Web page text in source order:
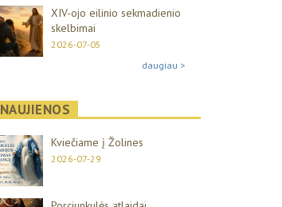
XIV-ojo eilinio sekmadienio
skelbimai
2026-07-05
daugiau >
NAUJIENOS
Kviečiame į Žolines
2026-07-29